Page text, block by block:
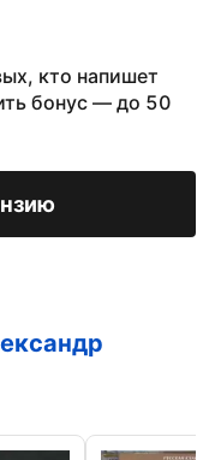
кто напишет
бонус — до 50